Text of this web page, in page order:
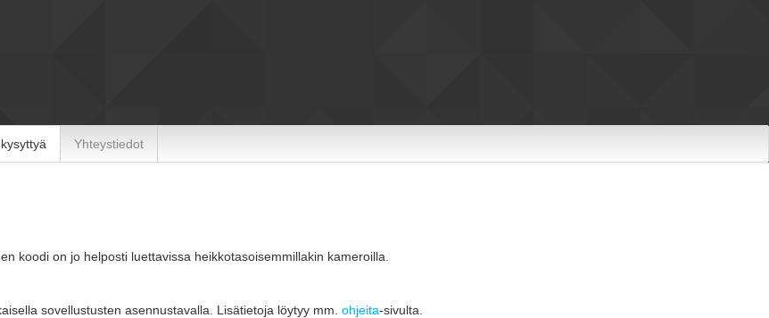
Yhteystiedot
koodi on jo helposti luettavissa heikkotasoisemmillakin kameroilla.
sovellustusten asennustavalla. Lisätietoja löytyy mm. ohjeita-sivulta.